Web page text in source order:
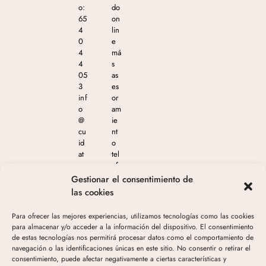
Gestionar el consentimiento de
las cookies
Para ofrecer las mejores experiencias, utilizamos tecnologías como las cookies
para almacenar y/o acceder a la información del dispositivo. El consentimiento
de estas tecnologías nos permitirá procesar datos como el comportamiento de
navegación o las identificaciones únicas en este sitio. No consentir o retirar el
consentimiento, puede afectar negativamente a ciertas características y
o:
65
4
0
4
4
05
3
inf
o
@
cu
id
at
m
est
ca
.c
o
m
do
on
lin
e
má
s
as
es
or
am
ie
nt
o
tel
ef
ón
en
65
4
04
4